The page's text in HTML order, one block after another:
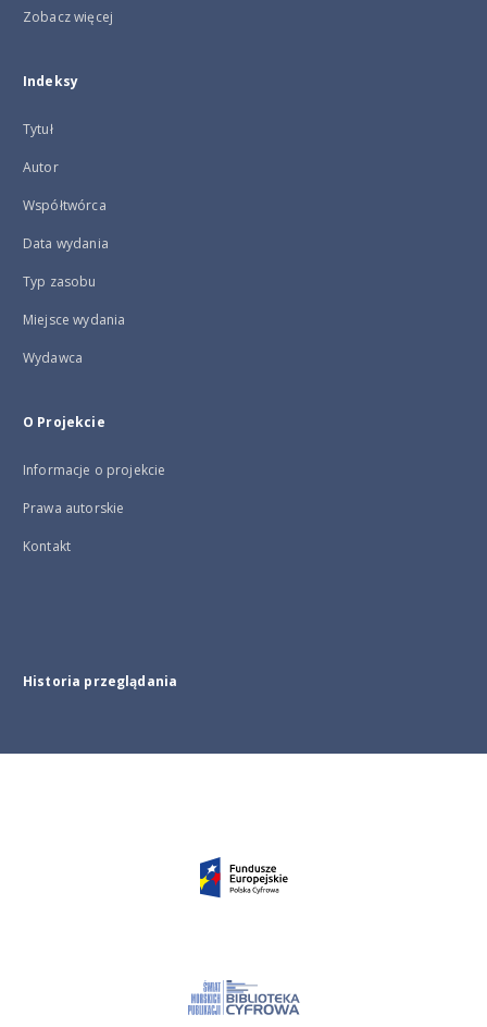
Zobacz więcej
Indeksy
Tytuł
Autor
Współtwórca
Data wydania
Typ zasobu
Miejsce wydania
Wydawca
O Projekcie
Informacje o projekcie
Prawa autorskie
Kontakt
Historia przeglądania